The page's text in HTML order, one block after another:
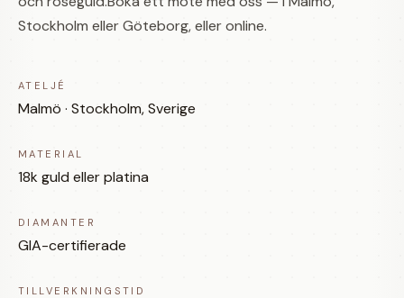
Stockholm eller Göteborg, eller online.
ATELJÉ
Malmö · Stockholm, Sverige
MATERIAL
18k guld eller platina
DIAMANTER
GIA-certifierade
TILLVERKNINGSTID